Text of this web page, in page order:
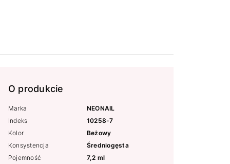
O produkcie
Marka
NEONAIL
Indeks
10258-7
Kolor
Beżowy
Konsystencja
Średniogęsta
Pojemność
7,2 ml